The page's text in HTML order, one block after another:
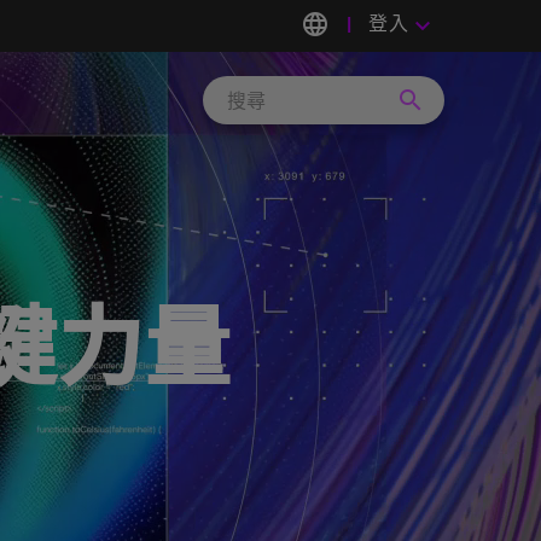
language 登入 keyboard_arrow_down
Technology
search
力量